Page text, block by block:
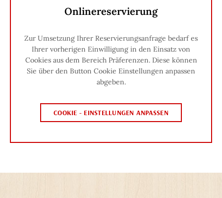
Onlinereservierung
Zur Umsetzung Ihrer Reservierungsanfrage bedarf es
Ihrer vorherigen Einwilligung in den Einsatz von
Cookies aus dem Bereich Präferenzen. Diese können
Sie über den Button Cookie Einstellungen anpassen
abgeben.
COOKIE - EINSTELLUNGEN ANPASSEN